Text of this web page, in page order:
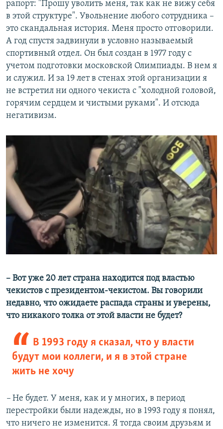
рапорт: "Прошу уволить меня, так как не вижу себя
в этой структуре". Увольнение любого сотрудника –
это скандальная история. Меня просто отговорили.
А год спустя задвинули в условно называемый
спортивный отдел. Он был создан в 1977 году с
учетом подготовки московской Олимпиады. В нем я
и служил. И за 19 лет в стенах этой организации я
не встретил ни одного чекиста с "холодной головой,
горячим сердцем и чистыми руками". И отсюда
негативизм.
– Вот уже 20 лет страна находится под властью
чекистов с президентом-чекистом. Вы говорили
недавно, что ожидаете распада страны и уверены,
что никакого толка от этой власти не будет?
В 1993 году я сказал, что у власти
будут мои коллеги, и я в этой стране
жить не хочу
– Не будет. У меня, как и у многих, в период
перестройки были надежды, но в 1993 году я понял,
что ничего не изменится. Я тогда своим друзьям и